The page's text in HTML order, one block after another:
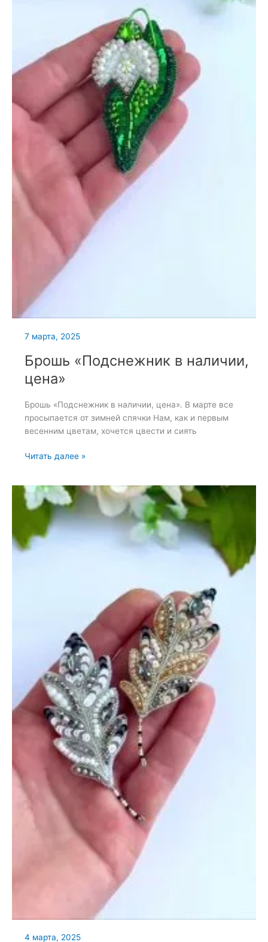
7 марта, 2025
Брошь «Подснежник в наличии,
цена»
Брошь «Подснежник в наличии, цена». В марте все
просыпается от зимней спячки Нам, как и первым
весенним цветам, хочется цвести и сиять
Брошь
наличии,
цена»
Читать далее »
4 марта, 2025